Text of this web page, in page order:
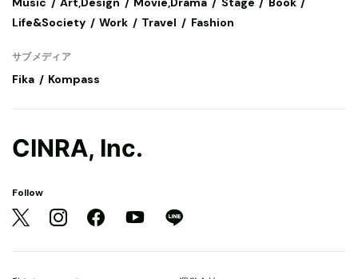
Life&Society
Work Travel Fashion
サブメディア
Fika Kompass
CINRA, Inc.
Follow